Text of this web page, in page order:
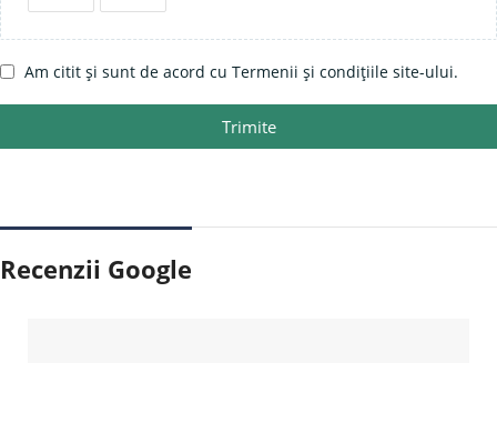
Am citit și sunt de acord cu Termenii și condițiile site-ului.
Trimite
Recenzii Google